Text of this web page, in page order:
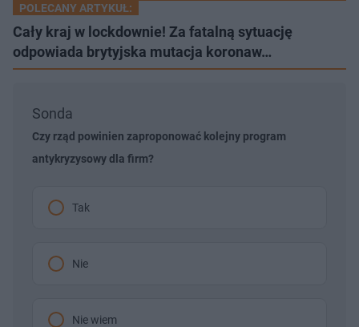
POLECANY ARTYKUŁ:
Cały kraj w lockdownie! Za fatalną sytuację
odpowiada brytyjska mutacja koronaw…
Sonda
Czy rząd powinien zaproponować kolejny program
antykryzysowy dla firm?
Tak
Nie
Nie wiem